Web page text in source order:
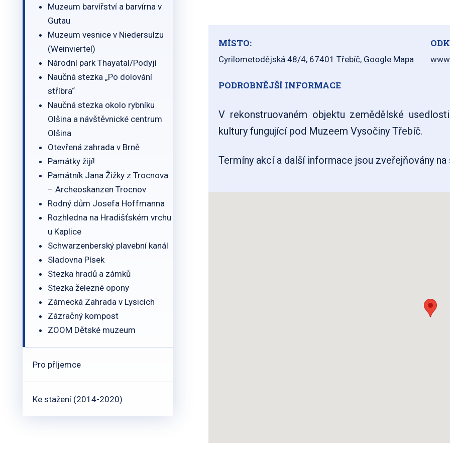
Muzeum barvířství a barvírna v
Gutau
Muzeum vesnice v Niedersulzu
(Weinviertel)
Národní park Thayatal/Podyjí
Naučná stezka „Po dolování
stříbra“
Naučná stezka okolo rybníku
Olšina a návštěvnické centrum
Olšina
Otevřená zahrada v Brně
Památky žijí!
Památník Jana Žižky z Trocnova
– Archeoskanzen Trocnov
Rodný dům Josefa Hoffmanna
Rozhledna na Hradišťském vrchu
u Kaplice
Schwarzenberský plavební kanál
Sladovna Písek
Stezka hradů a zámků
Stezka železné opony
Zámecká Zahrada v Lysicích
Zázračný kompost
ZOOM Dětské muzeum
Pro příjemce
Ke stažení (2014-2020)
MÍSTO:
Cyrilometodějská 48/4, 67401 Třebíč, Google Mapa
PODROBNĚJŠÍ INFORMACE
V rekonstruovaném objektu zemědělské
kultury fungující pod Muzeem Vysočiny Třebíč.
Termíny akcí a další informace jsou zveřejňovány